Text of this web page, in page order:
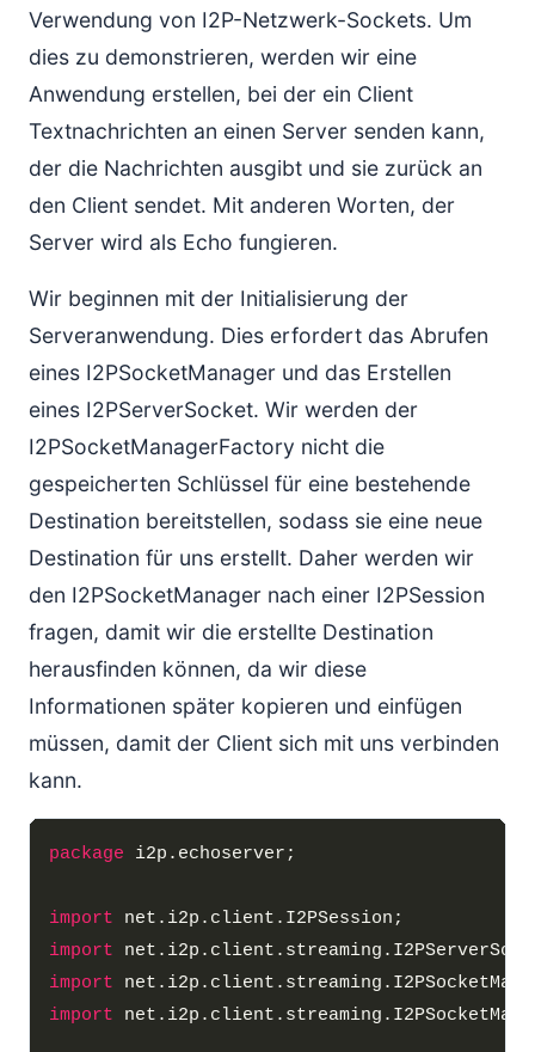
Verwendung von I2P-Netzwerk-Sockets. Um
dies zu demonstrieren, werden wir eine
Anwendung erstellen, bei der ein Client
Textnachrichten an einen Server senden kann,
der die Nachrichten ausgibt und sie zurück an
den Client sendet. Mit anderen Worten, der
Server wird als Echo fungieren.
Wir beginnen mit der Initialisierung der
Serveranwendung. Dies erfordert das Abrufen
eines I2PSocketManager und das Erstellen
eines I2PServerSocket. Wir werden der
I2PSocketManagerFactory nicht die
gespeicherten Schlüssel für eine bestehende
Destination bereitstellen, sodass sie eine neue
Destination für uns erstellt. Daher werden wir
den I2PSocketManager nach einer I2PSession
fragen, damit wir die erstellte Destination
herausfinden können, da wir diese
Informationen später kopieren und einfügen
müssen, damit der Client sich mit uns verbinden
kann.
package
import
import
import
import